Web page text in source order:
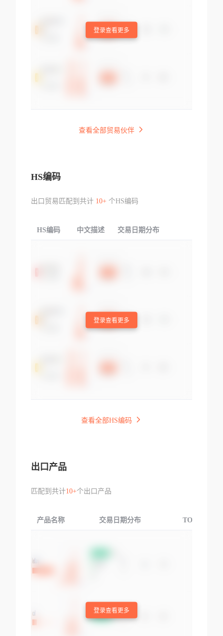
登录查看更多
查看全部贸易伙伴
HS编码
出口贸易匹配到共计 10+个HS编码
HS编码 中文描述 交易日期分布
登录查看更多
查看全部HS编码
出口产品
匹配到共计10+个出口产品
产品名称 交易日期分布 TOP3交易国
登录查看更多